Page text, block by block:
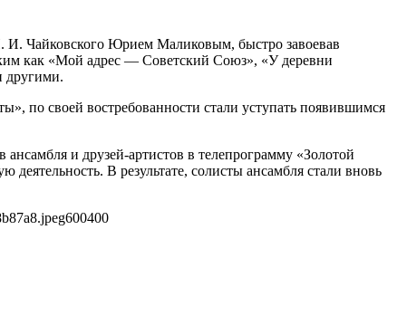
И. Чайковского Юрием Маликовым, быстро завоевав
как «Мой адрес — Советский Союз», «У деревни
другими.
по своей востребованности стали уступать появившимся
и друзей-артистов в телепрограмму «Золотой
В результате, солисты ансамбля стали вновь
600400